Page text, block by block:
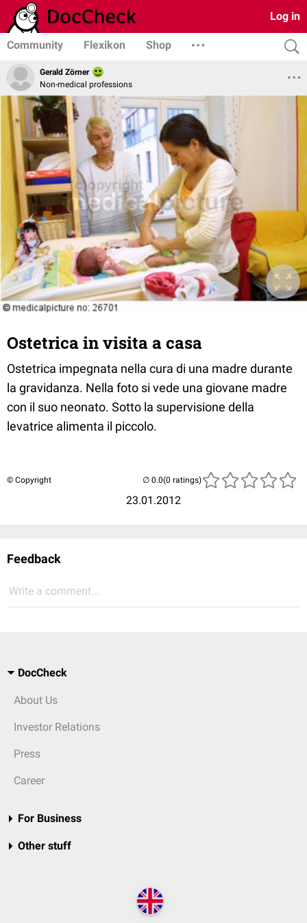
Log in
Community Flexikon Shop
Gerald Zörner
Non-medical professions
Ostetrica in visita a casa
Ostetrica impegnata nella cura di una madre durante
la gravidanza. Nella foto si vede una giovane madre
con il suo neonato. Sotto la supervisione della
levatrice alimenta il piccolo.
© Copyright
23.01.2012
(0 ratings)
Feedback
Write a comment...
DocCheck
About Us
Investor Relations
Press
Career
For Business
Other stuff